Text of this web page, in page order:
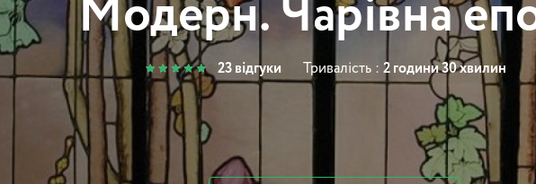
Модерн. Чарівна
23 відгуки Тривалість : 2 години 30 хвилин